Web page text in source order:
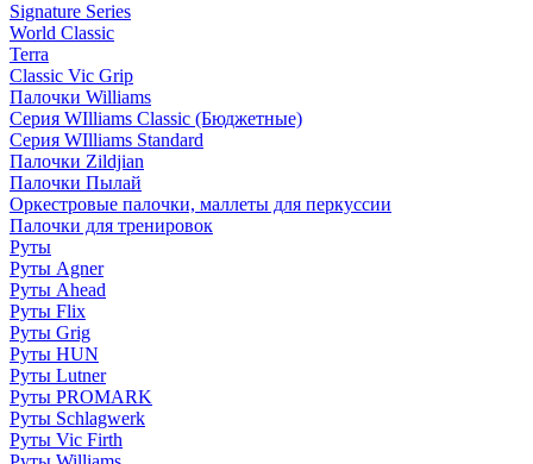
Signature Series
World Classic
Terra
Classic Vic Grip
Палочки Williams
Серия WIlliams Classic (Бюджетные)
Серия WIlliams Standard
Палочки Zildjian
Палочки Пылай
Оркестровые палочки, маллеты для перкуссии
Палочки для тренировок
Руты
Руты Agner
Руты Ahead
Руты Flix
Руты Grig
Руты HUN
Руты Lutner
Руты PROMARK
Руты Schlagwerk
Руты Vic Firth